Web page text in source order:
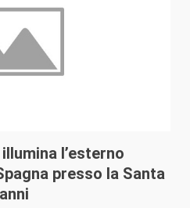
l’esterno
presso la Santa